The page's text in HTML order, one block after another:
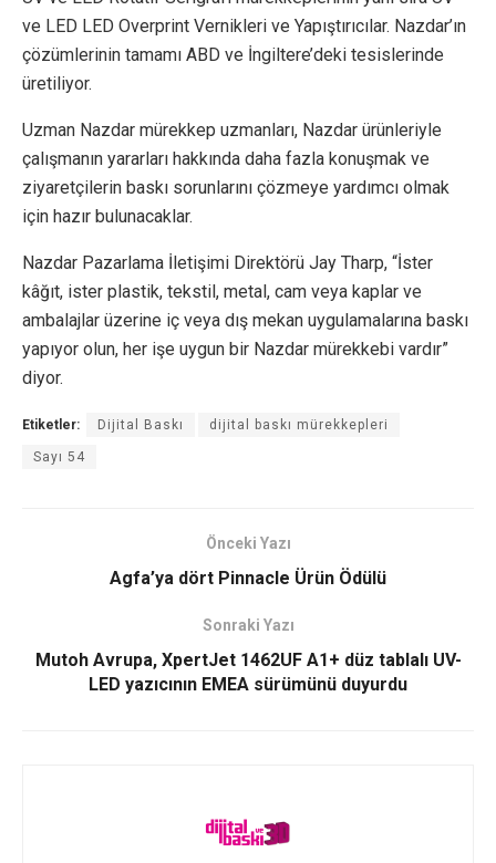
ve LED LED Overprint Vernikleri ve Yapıştırıcılar. Nazdar’ın
çözümlerinin tamamı ABD ve İngiltere’deki tesislerinde
üretiliyor.
Uzman Nazdar mürekkep uzmanları, Nazdar ürünleriyle
çalışmanın yararları hakkında daha fazla konuşmak ve
ziyaretçilerin baskı sorunlarını çözmeye yardımcı olmak
için hazır bulunacaklar.
Nazdar Pazarlama İletişimi Direktörü Jay Tharp, “İster
kâğıt, ister plastik, tekstil, metal, cam veya kaplar ve
ambalajlar üzerine iç veya dış mekan uygulamalarına baskı
yapıyor olun, her işe uygun bir Nazdar mürekkebi vardır”
diyor.
Etiketler: Dijital Baskı dijital baskı mürekkepleri
Sayı 54
Önceki Yazı
Agfa’ya dört Pinnacle Ürün Ödülü
Sonraki Yazı
Mutoh Avrupa, XpertJet 1462UF A1+ düz tablalı UV-
LED yazıcının EMEA sürümünü duyurdu